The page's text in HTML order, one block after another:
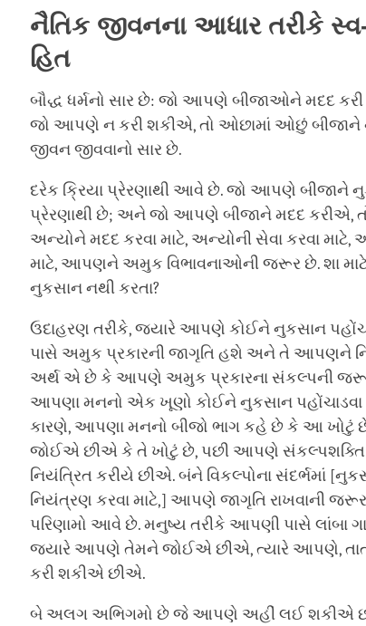
નૈતિક જીવનના આધાર તરીકે સ્વ
હિત
બૌદ્ધ ધર્મનો સાર છે: જો આપણે બીજાઓને મદદ
જો આપણે ન કરી શકીએ, તો ઓછામાં ઓછું બીજાને
જીવન જીવવાનો સાર છે.
દરેક ક્રિયા પ્રેરણાથી આવે છે. જો આપણે બીજાને
પ્રેરણાથી છે; અને જો આપણે બીજાને મદદ કરીએ,
અન્યોને મદદ કરવા માટે, અન્યોની સેવા કરવા
માટે, આપણને અમુક વિભાવનાઓની જરૂર છે. શા
નુકસાન નથી કરતા?
ઉદાહરણ તરીકે, જ્યારે આપણે કોઈને નુકસાન
પાસે અમુક પ્રકારની જાગૃતિ હશે અને તે આપણને
અર્થ એ છે કે આપણે અમુક પ્રકારના સંકલ્પની જરૂર
આપણા મનનો એક ખૂણો કોઈને નુકસાન પહોંચાડવા
કારણે, આપણા મનનો બીજો ભાગ કહે છે કે આ
જોઈએ છીએ કે તે ખોટું છે, પછી આપણે
નિયંત્રિત કરીયે છીએ. બંને વિકલ્પોના સંદર્ભમાં
નિયંત્રણ કરવા માટે,] આપણે જાગૃતિ રાખવાની
પરિણામો આવે છે. મનુષ્ય તરીકે આપણી પાસે લાંબા
જ્યારે આપણે તેમને જોઈએ છીએ, ત્યારે આપણે,
કરી શકીએ છીએ.
બે અલગ અભિગમો છે જે આપણે અહીં લઈ શકીએ